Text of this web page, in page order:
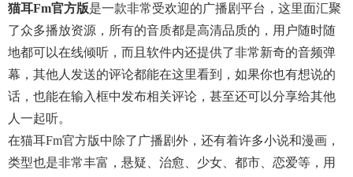
猫耳fm官方版是一款非常受欢迎的广播剧平台，这里面汇聚
了众多播放资源，所有的音质都是高清品质的，用户随时随
地都可以在线倾听，而且软件内还提供了非常新奇的音频弹
幕，其他人发送的评论都能在这里看到，如果你也有想说的
话，也能在输入框中发布相关评论，甚至还可以分享给其他
人一起听。
在猫耳fm官方版中除了广播剧外，还有着许多小说和漫画，
类型也是非常丰富，悬疑、治愈、少女、都市、恋爱等，用